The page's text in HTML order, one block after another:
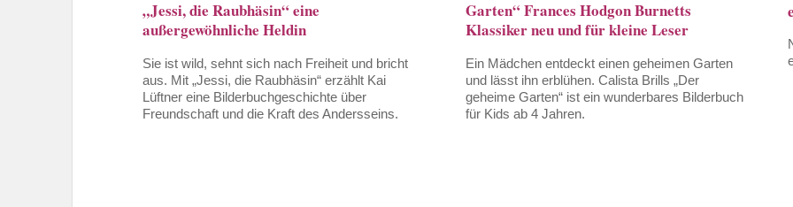
„Jessi, die Raubhäsin“ eine
außergewöhnliche Heldin
Sie ist wild, sehnt sich nach Freiheit und bricht
aus. Mit „Jessi, die Raubhäsin“ erzählt Kai
Lüftner eine Bilderbuchgeschichte über
Freundschaft und die Kraft des Andersseins.
Garten“ Frances Hodgon Burnetts
Klassiker neu und für kleine Leser
Ein Mädchen entdeckt einen geheimen Garten
und lässt ihn erblühen. Calista Brills „Der
geheime Garten“ ist ein wunderbares Bilderbuch
für Kids ab 4 Jahren.